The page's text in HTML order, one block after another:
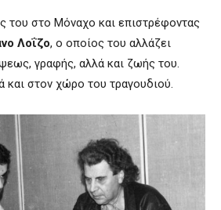
του στο Μόναχο και επιστρέφοντας
Λοΐζο, ο οποίος του αλλάζει
γραφής, αλλά και ζωής του.
και στον χώρο του τραγουδιού.